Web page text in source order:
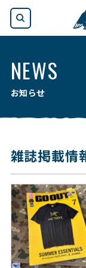
NEWS
お知らせ
雑誌掲載情